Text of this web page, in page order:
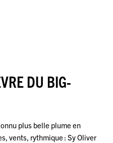
DU BIG-
plus belle plume en
vents, rythmique : Sy Oliver